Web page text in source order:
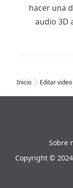
hacer una
audio 3D
Inicio Editar video
Sobre
Copyright ©